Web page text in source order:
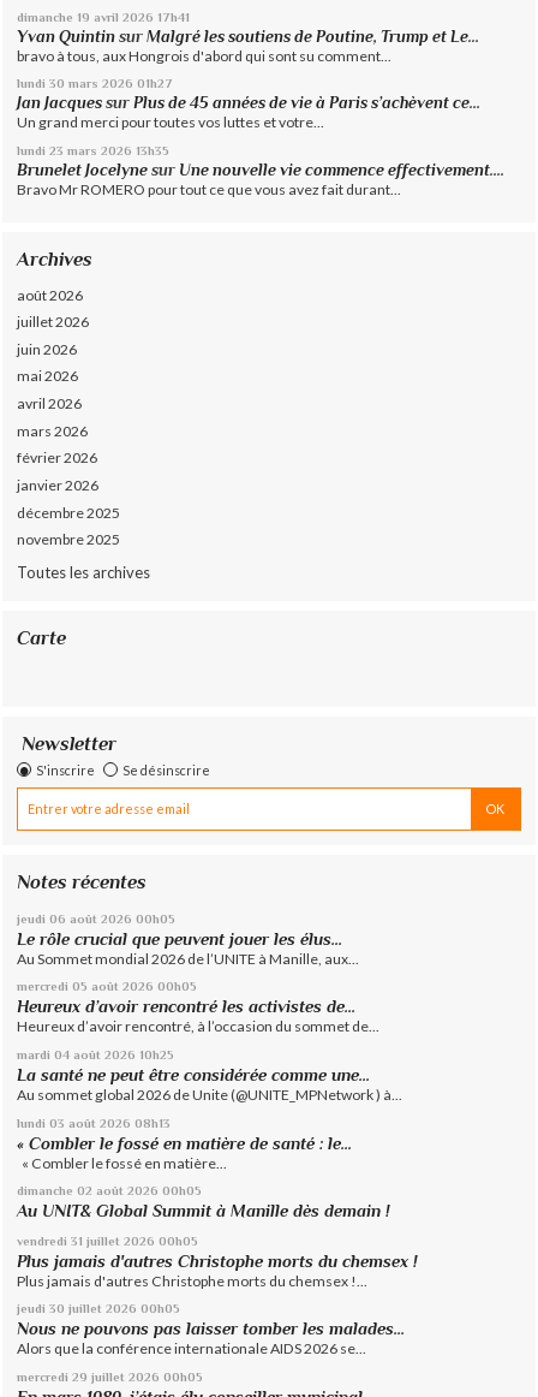
dimanche 19 avril 2026 17h41
Yvan Quintin surMalgré les soutiens de Poutine, Trump et Le...
bravo à tous, aux Hongrois d'abord qui sont su comment...
lundi 30 mars 2026 01h27
Jan Jacques surPlus de 45 années de vie à Paris s’achèvent ce...
Un grand merci pour toutes vos luttes et votre...
lundi 23 mars 2026 13h35
Brunelet Jocelyne sur Une nouvelle vie commence effectivement....
Bravo Mr ROMERO pour tout ce que vous avez fait durant...
Archives
août 2026
juillet 2026
juin 2026
mai 2026
avril 2026
mars 2026
février 2026
janvier 2026
décembre 2025
novembre 2025
Toutes les archives
Carte
Newsletter
S'inscrire Se désinscrire
Notes récentes
jeudi 06 août 2026 00h05
Le rôle crucial que peuvent jouer les élus...
Au Sommet mondial 2026 de l’UNITE à Manille, aux...
mercredi 05 août 2026 00h05
Heureux d’avoir rencontré les activistes de...
Heureux d’avoir rencontré, à l’occasion du sommet de...
mardi 04 août 2026 10h25
La santé ne peut être considérée comme une...
Au sommet global 2026 de Unite (@UNITE_MPNetwork ) à...
lundi 03 août 2026 08h13
« Combler le fossé en matière de santé : le...
« Combler le fossé en matière...
dimanche 02 août 2026 00h05
Au UNIT& Global Summit à Manille dès demain !
vendredi 31 juillet 2026 00h05
Plus jamais d'autres Christophe morts du chemsex !
Plus jamais d'autres Christophe morts du chemsex !...
jeudi 30 juillet 2026 00h05
Nous ne pouvons pas laisser tomber les malades...
Alors que la conférence internationale AIDS 2026 se...
mercredi 29 juillet 2026 00h05